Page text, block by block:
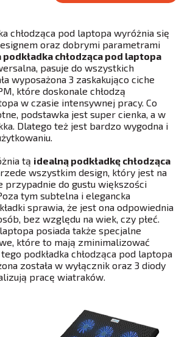
chłodząca pod laptopa wyróżnia się
oraz dobrymi parametrami
podkładka chłodząca pod laptopa
pasuje do wszystkich
wyposażona 3 zaskakująco ciche
które doskonale chłodzą
w czasie intensywnej pracy. Co
podstawka jest super cienka, a w
Dlatego też jest bardzo wygodna i
tą idealną podkładkę chłodząca
wszystkim design, który jest na
przypadnie do gustu większości
tym subtelna i elegancka
sprawia, że jest ona odpowiednia
bez względu na wiek, czy płeć.
posiada także specjalne
które to mają zminimalizować
podkładka chłodząca pod laptopa
została w wyłącznik oraz 3 diody
pracę wiatraków.